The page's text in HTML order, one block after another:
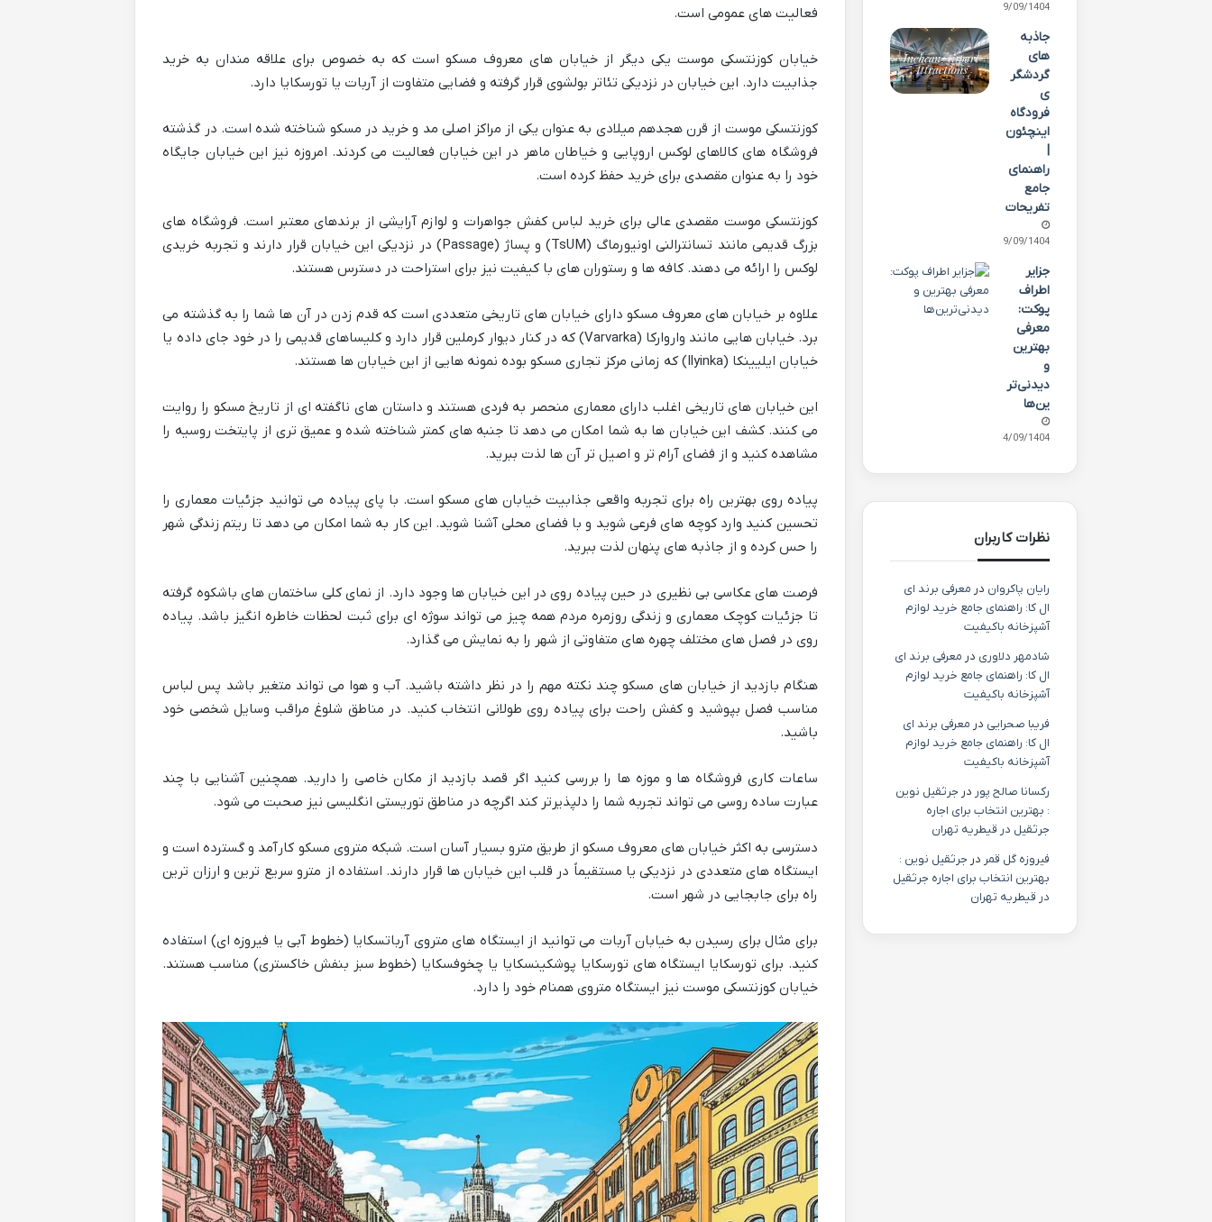
فعالیت های عمومی است.
خیابان کوزنتسکی موست یکی دیگر از خیابان های معروف مسکو است که به خصوص برای علاقه مندان به خرید
جذابیت دارد. این خیابان در نزدیکی تئاتر بولشوی قرار گرفته و فضایی متفاوت از آربات یا تورسکایا دارد.
کوزنتسکی موست از قرن هجدهم میلادی به عنوان یکی از مراکز اصلی مد و خرید در مسکو شناخته شده است. در گذشته
فروشگاه های کالاهای لوکس اروپایی و خیاطان ماهر در این خیابان فعالیت می کردند. امروزه نیز این خیابان جایگاه
خود را به عنوان مقصدی برای خرید حفظ کرده است.
کوزنتسکی موست مقصدی عالی برای خرید لباس کفش جواهرات و لوازم آرایشی از برندهای معتبر است. فروشگاه های
بزرگ قدیمی مانند تسانترالنی اونیورماگ (TsUM) و پساژ (Passage) در نزدیکی این خیابان قرار دارند و تجربه خریدی
لوکس را ارائه می دهند. کافه ها و رستوران های با کیفیت نیز برای استراحت در دسترس هستند.
علاوه بر خیابان های معروف مسکو دارای خیابان های تاریخی متعددی است که قدم زدن در آن ها شما را به گذشته می
برد. خیابان هایی مانند واروارکا (Varvarka) که در کنار دیوار کرملین قرار دارد و کلیساهای قدیمی را در خود جای داده یا
خیابان ایلیینکا (Ilyinka) که زمانی مرکز تجاری مسکو بوده نمونه هایی از این خیابان ها هستند.
این خیابان های تاریخی اغلب دارای معماری منحصر به فردی هستند و داستان های ناگفته ای از تاریخ مسکو را روایت
می کنند. کشف این خیابان ها به شما امکان می دهد تا جنبه های کمتر شناخته شده و عمیق تری از پایتخت روسیه را
مشاهده کنید و از فضای آرام تر و اصیل تر آن ها لذت ببرید.
پیاده روی بهترین راه برای تجربه واقعی جذابیت خیابان های مسکو است. با پای پیاده می توانید جزئیات معماری را
تحسین کنید وارد کوچه های فرعی شوید و با فضای محلی آشنا شوید. این کار به شما امکان می دهد تا ریتم زندگی شهر
را حس کرده و از جاذبه های پنهان لذت ببرید.
فرصت های عکاسی بی نظیری در حین پیاده روی در این خیابان ها وجود دارد. از نمای کلی ساختمان های باشکوه گرفته
تا جزئیات کوچک معماری و زندگی روزمره مردم همه چیز می تواند سوژه ای برای ثبت لحظات خاطره انگیز باشد. پیاده
روی در فصل های مختلف چهره های متفاوتی از شهر را به نمایش می گذارد.
هنگام بازدید از خیابان های مسکو چند نکته مهم را در نظر داشته باشید. آب و هوا می تواند متغیر باشد پس لباس
مناسب فصل بپوشید و کفش راحت برای پیاده روی طولانی انتخاب کنید. در مناطق شلوغ مراقب وسایل شخصی خود
باشید.
ساعات کاری فروشگاه ها و موزه ها را بررسی کنید اگر قصد بازدید از مکان خاصی را دارید. همچنین آشنایی با چند
عبارت ساده روسی می تواند تجربه شما را دلپذیرتر کند اگرچه در مناطق توریستی انگلیسی نیز صحبت می شود.
دسترسی به اکثر خیابان های معروف مسکو از طریق مترو بسیار آسان است. شبکه متروی مسکو کارآمد و گسترده است و
ایستگاه های متعددی در نزدیکی یا مستقیماً در قلب این خیابان ها قرار دارند. استفاده از مترو سریع ترین و ارزان ترین
راه برای جابجایی در شهر است.
برای مثال برای رسیدن به خیابان آربات می توانید از ایستگاه های متروی آرباتسکایا (خطوط آبی یا فیروزه ای) استفاده
کنید. برای تورسکایا ایستگاه های تورسکایا پوشکینسکایا یا چخوفسکایا (خطوط سبز بنفش خاکستری) مناسب هستند.
خیابان کوزنتسکی موست نیز ایستگاه متروی همنام خود را دارد.
29/09/1404
جاذبه
های
گردشگر
ی
فرودگاه
اینچئون
|
راهنمای
جامع
تفریحات
29/09/1404
جزایر
اطراف
پوکت:
معرفی
بهترین
و
دیدنی‌تر
ین‌ها
24/09/1404
نظرات کاربران
رایان پاکروان در معرفی برند ای
ال کا: راهنمای جامع خرید لوازم
آشپزخانه باکیفیت
شادمهر دلاوری در معرفی برند ای
ال کا: راهنمای جامع خرید لوازم
آشپزخانه باکیفیت
فریبا صحرایی در معرفی برند ای
ال کا: راهنمای جامع خرید لوازم
آشپزخانه باکیفیت
رکسانا صالح پور در جرثقیل نوین
: بهترین انتخاب برای اجاره
جرثقیل در قیطریه تهران
فیروزه گل قمر در جرثقیل نوین :
بهترین انتخاب برای اجاره جرثقیل
در قیطریه تهران